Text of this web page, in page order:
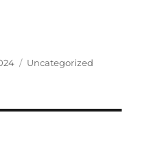
Categories
Uncategorized